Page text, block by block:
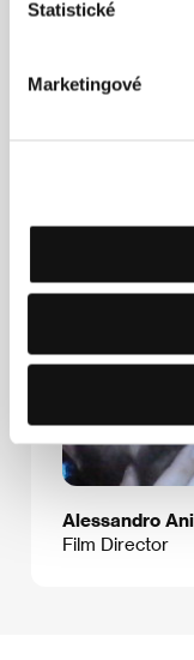
Statistické
Marketingové
Itálie
Tel: +39 340
Hosté
Alessandro
Film Director